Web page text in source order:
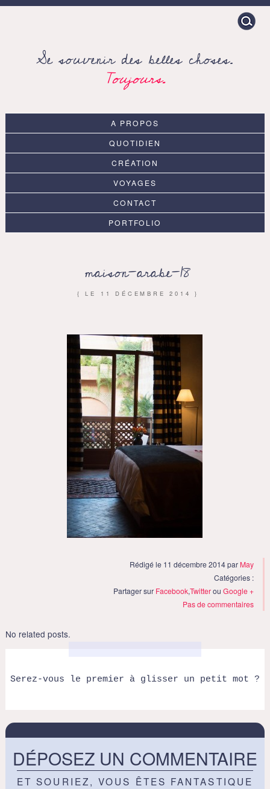
Search
for:
Se souvenir des belles choses.
Toujours.
A PROPOS
QUOTIDIEN
CRÉATION
VOYAGES
CONTACT
PORTFOLIO
maison-arabe-18
{ LE 11 DÉCEMBRE 2014 }
Rédigé le 11 décembre 2014 par May
Catégories :
Partager sur Facebook,TwitterouGoogle +
Pas de commentaires
No related posts.
Serez-vous le premier à glisser un petit mot ?
DÉPOSEZ UN COMMENTAIRE
ET SOURIEZ, VOUS ÊTES FANTASTIQUE